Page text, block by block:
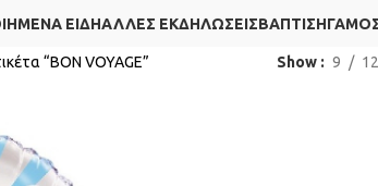
ΕΊΔΗΆΛΛΕΣ ΕΚΔΗΛΏΣΕΙΣΒΆΠΤΙΣΗ
“BON VOYAGE” Show 9 12